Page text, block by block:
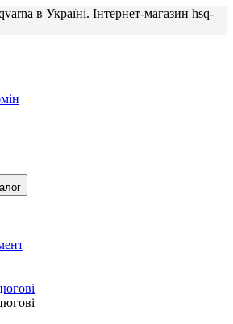
в Україні. Інтернет-магазин hsq-